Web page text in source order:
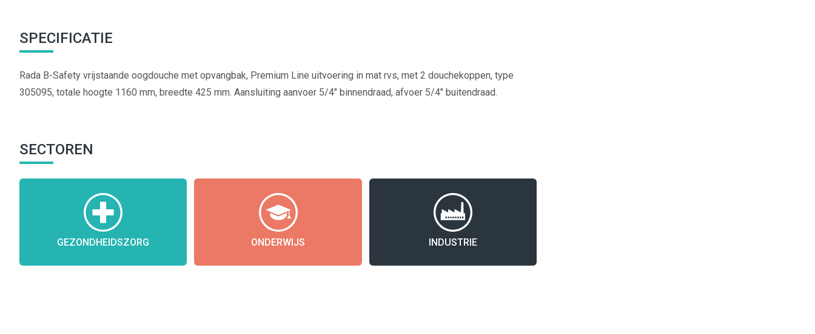
SPECIFICATIE
Rada B-Safety vrijstaande oogdouche met opvangbak, Premium Line uitvoering in mat rvs, met 2 douchekoppen, type
305095, totale hoogte 1160 mm, breedte 425 mm. Aansluiting aanvoer 5/4" binnendraad, afvoer 5/4" buitendraad.
SECTOREN
GEZONDHEIDSZORG ONDERWIJS INDUSTRIE